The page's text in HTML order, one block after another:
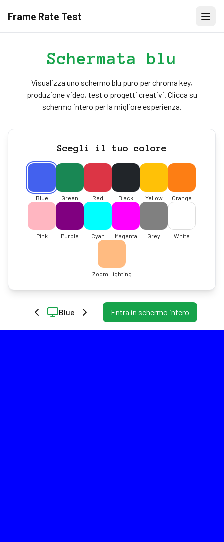
Frame Rate Test
Schermata blu
Visualizza uno schermo blu puro per chroma key,
produzione video, test o progetti creativi. Clicca su
schermo intero per la migliore esperienza.
Scegli il tuo colore
Blue Green Red Black Yellow Orange
Pink Purple Cyan Magenta Grey White
Zoom Lighting
Blue Entra in schermo intero